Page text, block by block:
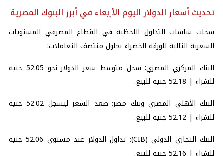
تحديث أسعار الدولار اليوم الأربعاء في أبرز البنوك المصرية
سجلت شاشات التداول اللحظية في القطاع المصرفي المستويات
السعرية التالية للورقة الخضراء بحلول منتصف التعاملات:
البنك المركزي المصري: سجل متوسط سعر الدولار نحو 52.05 جنيه
للشراء | 52.18 جنيه للبيع.
البنك الأهلي المصري وبنك مصر: صعد السعر ليسجل 52.02 جنيه
للشراء | 52.12 جنيه للبيع.
البنك التجاري الدولي (CIB
): تداول الدولار عند مستوى 52.06 جنيه
للشراء | 52.16 جنيه للبيع.